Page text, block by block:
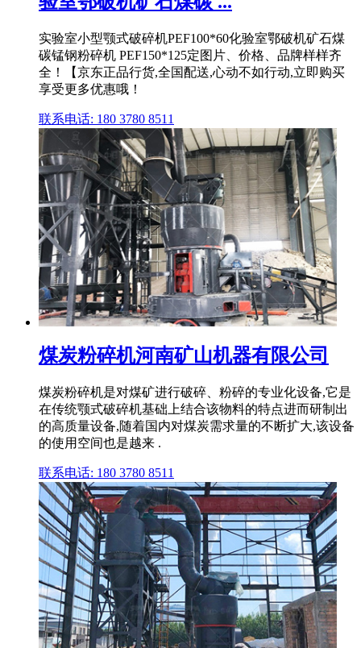
实验室小型颚式破碎机PEF100*60化验室鄂破机矿石煤
碳锰钢粉碎机 PEF150*125定图片、价格、品牌样样齐
全！【京东正品行货,全国配送,心动不如行动,立即购买
享受更多优惠哦！
联系电话: 180 3780 8511
煤炭粉碎机河南矿山机器有限公司
煤炭粉碎机是对煤矿进行破碎、粉碎的专业化设备,它是
在传统颚式破碎机基础上结合该物料的特点进而研制出
的高质量设备,随着国内对煤炭需求量的不断扩大,该设备
的使用空间也是越来 .
联系电话: 180 3780 8511